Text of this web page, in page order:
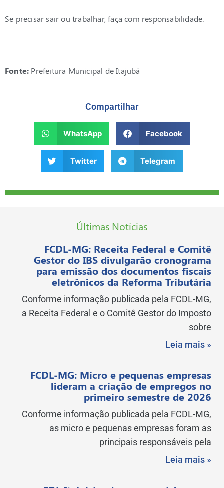
Se precisar sair ou trabalhar, faça com responsabilidade.
Fonte: Prefeitura Municipal de Itajubá
Compartilhar
WhatsApp Facebook
Twitter Telegram
Últimas Notícias
FCDL-MG: Receita Federal e Comitê
Gestor do IBS divulgarão cronograma
para emissão dos documentos fiscais
eletrônicos da Reforma Tributária
Conforme informação publicada pela FCDL-MG,
a Receita Federal e o Comitê Gestor do Imposto
sobre
Leia mais »
FCDL-MG: Micro e pequenas empresas
lideram a criação de empregos no
primeiro semestre de 2026
Conforme informação publicada pela FCDL-MG,
as micro e pequenas empresas foram as
principais responsáveis pela
Leia mais »